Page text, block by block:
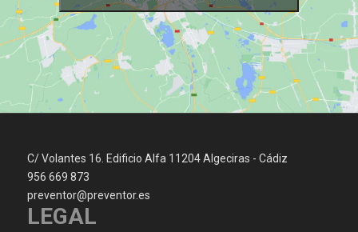
C/ Volantes 16. Edificio Alfa 11204 Algeciras - Cádiz
956 669 873
preventor@preventor.es
LEGAL